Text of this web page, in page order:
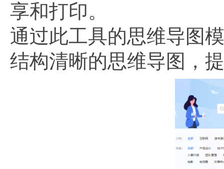
享和打印。
通过此工具的思维导图
结构清晰的思维导图，